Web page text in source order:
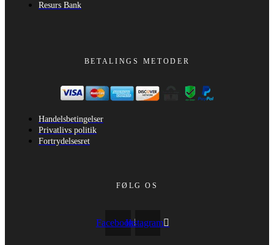
Resurs Bank
BETALINGS METODER
Handelsbetingelser
Privatlivs politik
Fortrydelsesret
FØLG OS
FacebookInstagram